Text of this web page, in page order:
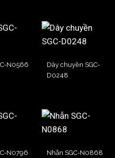
N0566
Dây chuyền SGC-
D0248
N0796 Nhẫn SGC-N0868